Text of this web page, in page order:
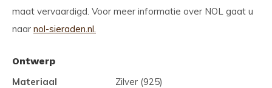
maat vervaardigd. Voor meer informatie over NOL gaat u
naar nol-sieraden.nl.
Ontwerp
Materiaal
Zilver (925)